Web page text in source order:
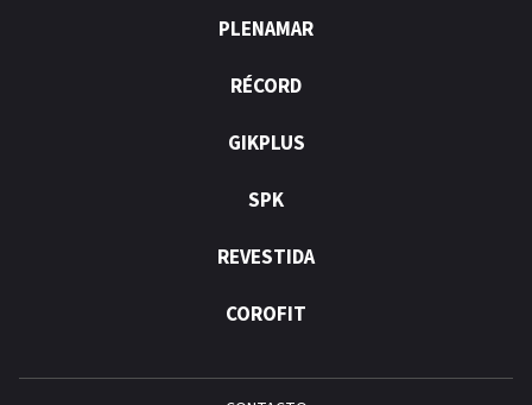
PLENAMAR
RÉCORD
GIKPLUS
SPK
REVESTIDA
COROFIT